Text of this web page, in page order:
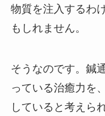
物質を注入するわ
もしれません。
そうなのです。鍼
っている治癒力を
していると考えら